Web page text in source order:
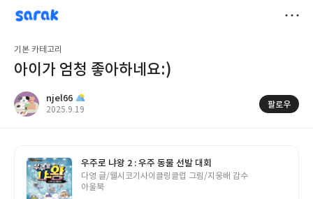
sarak
njel66
기본 카테고리
아이가 엄청 좋아하네요:)
njel66
작
2025.9.19
팔로우
우주로 냐왕 2 : 우주 동물 선발 대회
글
쓴
다영 글/웰시코기사이클링클럽 그림/지웅배 감수
아울북